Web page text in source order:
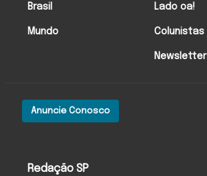
Redação SP
Anuncie Conosco
Brasil
Mundo
Lado oa!
Colunistas
Newsletter